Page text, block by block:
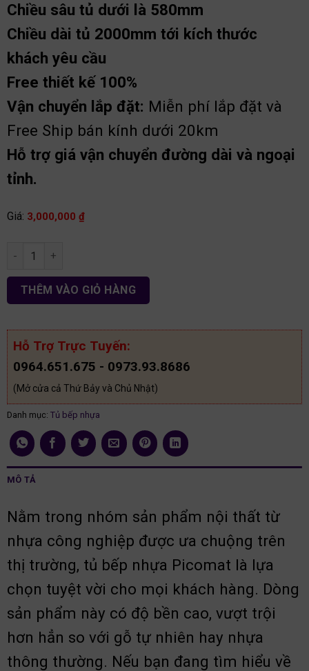
Chiều sâu tủ dưới là 580mm
Chiều dài tủ 2000mm tới kích thước
khách yêu cầu
Free thiết kế 100%
Vận chuyển lắp đặt: Miễn phí lắp đặt và
Free Ship bán kính dưới 20km
Hỗ trợ giá vận chuyển đường dài và ngoại
tỉnh.
Giá: 3,000,000 ₫
Tủ bếp nhựa Picomat chữ L TB79 số lượng
THÊM VÀO GIỎ HÀNG
Hỗ Trợ Trực Tuyến:
0964.651.675 - 0973.93.8686
(Mở cửa cả Thứ Bảy và Chủ Nhật)
Danh mục: Tủ bếp nhựa
MÔ TẢ
Nằm trong nhóm sản phẩm nội thất từ
nhựa công nghiệp được ưa chuộng trên
thị trường, tủ bếp nhựa Picomat là lựa
chọn tuyệt vời cho mọi khách hàng. Dòng
sản phẩm này có độ bền cao, vượt trội
hơn hẳn so với gỗ tự nhiên hay nhựa
thông thường. Nếu bạn đang tìm hiểu về